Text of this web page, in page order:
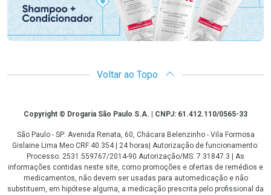
Voltar ao Topo
CopyrightCopyright © Drogaria São Paulo S.A. | CNPJ: 61.412.110/0565-33
São Paulo - SP: Avenida Renata, 60, Chácara Belenzinho - Vila Formosa
Gislaine Lima Meo CRF 40.354 | 24 horas| Autorização de funcionamento:
Processo: 2531.559767/2014-90 Autorização/MS: 7.31847.3 | As
informações contidas neste site, como promoções e ofertas de remédios e
medicamentos, não devem ser usadas para automedicação e não
substituem, em hipótese alguma, a medicação prescrita pelo profissional da